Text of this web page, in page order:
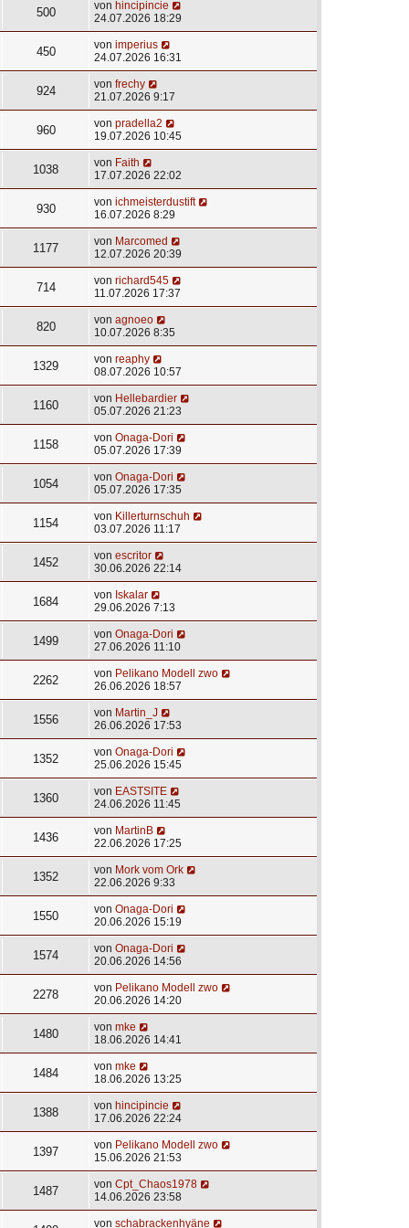
500 von hincipincie
24.07.2026 18:29
450 von imperius
24.07.2026 16:31
924 von frechy
21.07.2026 9:17
960 von pradella2
19.07.2026 10:45
1038 von Faith
17.07.2026 22:02
930 von ichmeisterdustift
16.07.2026 8:29
1177 von Marcomed
12.07.2026 20:39
714 von richard545
11.07.2026 17:37
820 von agnoeo
10.07.2026 8:35
1329 von reaphy
08.07.2026 10:57
1160 von Hellebardier
05.07.2026 21:23
1158 von Onaga-Dori
05.07.2026 17:39
1054 von Onaga-Dori
05.07.2026 17:35
1154 von Killerturnschuh
03.07.2026 11:17
1452 von escritor
30.06.2026 22:14
1684 von Iskalar
29.06.2026 7:13
1499 von Onaga-Dori
27.06.2026 11:10
2262 von Pelikano Modell zwo
26.06.2026 18:57
1556 von Martin_J
26.06.2026 17:53
1352 von Onaga-Dori
25.06.2026 15:45
1360 von EASTSITE
24.06.2026 11:45
1436 von MartinB
22.06.2026 17:25
1352 von Mork vom Ork
22.06.2026 9:33
1550 von Onaga-Dori
20.06.2026 15:19
1574 von Onaga-Dori
20.06.2026 14:56
2278 von Pelikano Modell zwo
20.06.2026 14:20
1480 von mke
18.06.2026 14:41
1484 von mke
18.06.2026 13:25
1388 von hincipincie
17.06.2026 22:24
1397 von Pelikano Modell zwo
15.06.2026 21:53
1487 von Cpt_Chaos1978
14.06.2026 23:58
von schabrackenhyäne